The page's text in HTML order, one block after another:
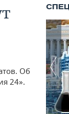
Об
24».